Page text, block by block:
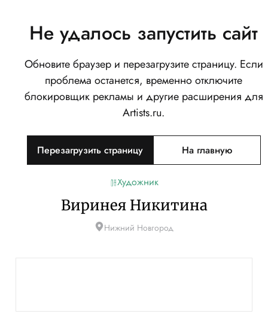
Не удалось запустить сайт
Обновите браузер и перезагрузите страницу. Если
проблема останется, временно отключите
блокировщик рекламы и другие расширения для
Artists.ru.
Перезагрузить страницу На главную
Художник
Виринея Никитина
Нижний Новгород